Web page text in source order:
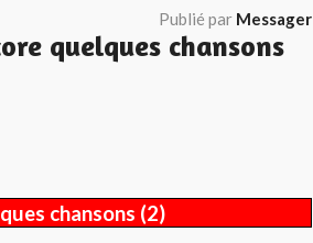
Publié par Messager
quelques chansons
chansons (2)